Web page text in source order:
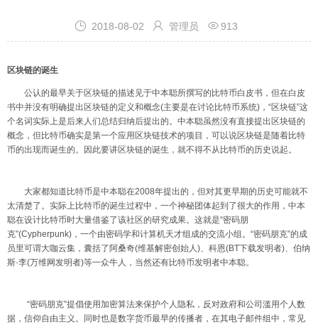
 2018-08-02  管理员  913
区块链的诞生
公认的最早关于区块链的描述见于中本聪所撰写的比特币白皮书，但在白皮
书中并没有明确提出区块链的定义和概念(主要是在讨论比特币系统) ， “区块链”这
个名词实际上是后来人们总结归纳后提出的。中本聪虽然没有直接提出区块链的
概念，但比特币确实是第一个应用区块链技术的项目，可以说区块链是随着比特
币的出现而诞生的。因此要讲区块链的诞生，就不得不从比特币的历史说起。
大家都知道比特币是中本聪在2008年提出的，但对其更早期的历史可能就不
太清楚了。实际上比特币的诞生过程中，一个神秘团体起到了很大的作用，中本
聪在设计比特币时大量借鉴了该社区的研究成果。这就是“密码朋
克”(Cypherpunk) ，一个由密码学和计算机天才组成的交流小组。 “密码朋克”的成
员里可谓大咖云集，囊括了阿桑奇(维基解密创始人)、科恩(BT下载发明者)、伯纳
斯·李(万维网发明者)等一众牛人，当然还有比特币发明者中本聪。
“密码朋克”提倡使用加密算法来保护个人隐私，反对政府和公司滥用个人数
据，信仰自由主义。同时也是数字货币最早的传播者，在其电子邮件组中，常见